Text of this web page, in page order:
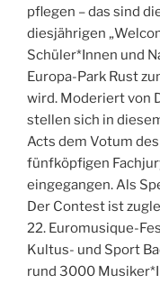
pflegen – das sind
diesjährigen
Schüler*Innen und
Europa-Park Rust
wird. Moderiert von
stellen sich in
Acts dem Votum
fünfköpfigen
eingegangen. Als
Der Contest ist
22. Euromusique-
Kultus- und Sport
rund 3000